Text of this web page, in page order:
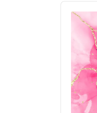
Audio
Player